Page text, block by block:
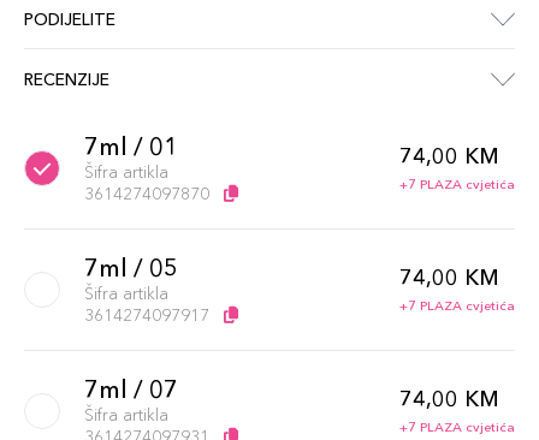
PODIJELITE
RECENZIJE
7ml / 01
Šifra artikla
3614274097870
74,00 KM
+7 PLAZA cvjetića
7ml / 05
Šifra artikla
3614274097917
74,00 KM
+7 PLAZA cvjetića
7ml / 07
Šifra artikla
74,00 KM
+7 PLAZA cvjetića